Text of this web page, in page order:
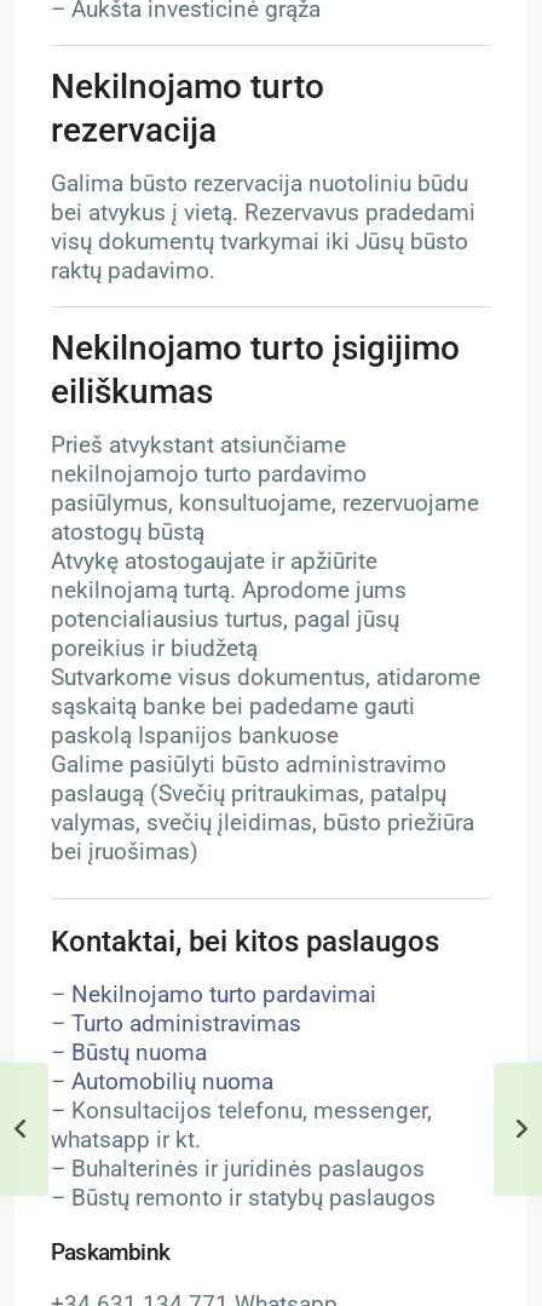
– Aukšta investicinė grąža
Nekilnojamo turto
rezervacija
Galima būsto rezervacija nuotoliniu būdu
bei atvykus į vietą. Rezervavus pradedami
visų dokumentų tvarkymai iki Jūsų būsto
raktų padavimo.
Nekilnojamo turto įsigijimo
eiliškumas
Prieš atvykstant atsiunčiame
nekilnojamojo turto pardavimo
pasiūlymus, konsultuojame, rezervuojame
atostogų būstą
Atvykę atostogaujate ir apžiūrite
nekilnojamą turtą. Aprodome jums
potencialiausius turtus, pagal jūsų
poreikius ir biudžetą
Sutvarkome visus dokumentus, atidarome
sąskaitą banke bei padedame gauti
paskolą Ispanijos bankuose
Galime pasiūlyti būsto administravimo
paslaugą (Svečių pritraukimas, patalpų
valymas, svečių įleidimas, būsto priežiūra
bei įruošimas)
Kontaktai, bei kitos paslaugos
– Nekilnojamo turto pardavimai
– Turto administravimas
– Būstų nuoma
– Automobilių nuoma
– Konsultacijos telefonu, messenger,
whatsapp ir kt.
– Buhalterinės ir juridinės paslaugos
– Būstų remonto ir statybų paslaugos
Paskambink